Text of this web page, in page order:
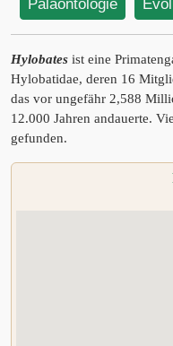
Paläontologie
Hylobates ist eine
Hylobatidae, deren 16
das vor ungefähr 2,588
12.000 Jahren andauerte.
gefunden.